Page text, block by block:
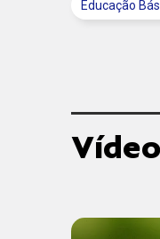
Educação